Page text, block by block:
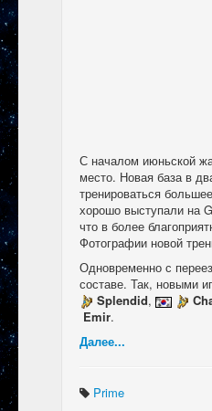
С началом июньской
место. Новая база в
тренироваться
хорошо выступали на
что в более
Фотографии новой
Одновременно с
составе. Так, новыми
Splendid,
Emir.
Далее...
Prime